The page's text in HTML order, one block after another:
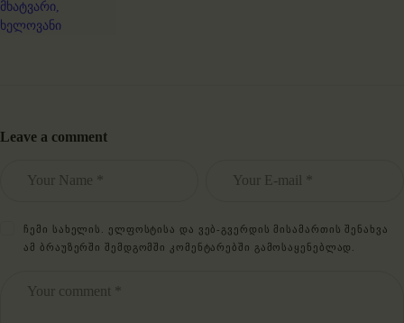
მხატვარი,
ხელოვანი
Leave a comment
ᲩᲔᲛᲘ ᲡᲐᲮᲔᲚᲘᲡ. ᲔᲚᲤᲝᲡᲢᲘᲡᲐ ᲓᲐ ᲕᲔᲑ-ᲒᲕᲔᲠᲓᲘᲡ ᲛᲘᲡᲐᲛᲐᲠᲗᲘᲡ ᲨᲔᲜᲐᲮᲕᲐ
ᲐᲛ ᲑᲠᲐᲣᲖᲔᲠᲨᲘ ᲨᲔᲛᲓᲒᲝᲛᲨᲘ ᲙᲝᲛᲔᲜᲢᲐᲠᲔᲑᲨᲘ ᲒᲐᲛᲝᲡᲐᲧᲔᲜᲔᲑᲚᲐᲓ.